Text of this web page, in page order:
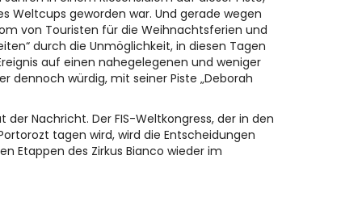
Weltcups geworden war. Und gerade wegen
von Touristen für die Weihnachtsferien und
durch die Unmöglichkeit, in diesen Tagen
auf einen nahegelegenen und weniger
dennoch würdig, mit seiner Piste „Deborah
Nachricht. Der FIS-Weltkongress, der in den
tagen wird, wird die Entscheidungen
Etappen des Zirkus Bianco wieder im